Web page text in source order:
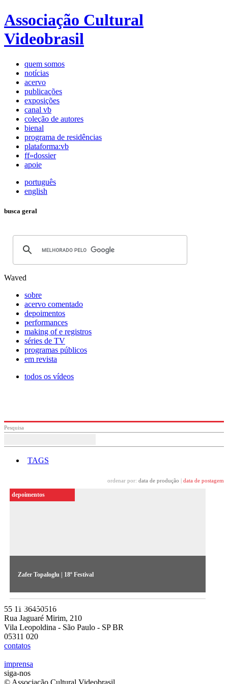
Associação Cultural
Videobrasil
quem somos
notícias
acervo
publicações
exposições
canal vb
coleção de autores
bienal
programa de residências
plataforma:vb
ff»dossier
apoie
português
english
busca geral
Waved
sobre
acervo comentado
depoimentos
performances
making of e registros
séries de TV
programas públicos
em revista
todos os vídeos
Pesquisa
TAGS
ordenar por: data de produção data de postagem
Zafer Topaloglu | 18º Festival
O artista reflete sobre a construção da memória presente em
sua obra exibida do 18º Festival
depoimentos
55 11 36450516
Rua Jaguaré Mirim, 210
Vila Leopoldina - São Paulo - SP BR
05311 020
contatos
imprensa
siga-nos